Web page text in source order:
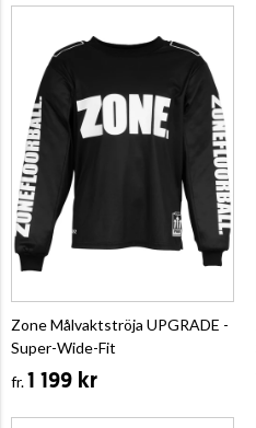
Zone Målvaktströja UPGRADE -
Super-Wide-Fit
fr.1 199 kr